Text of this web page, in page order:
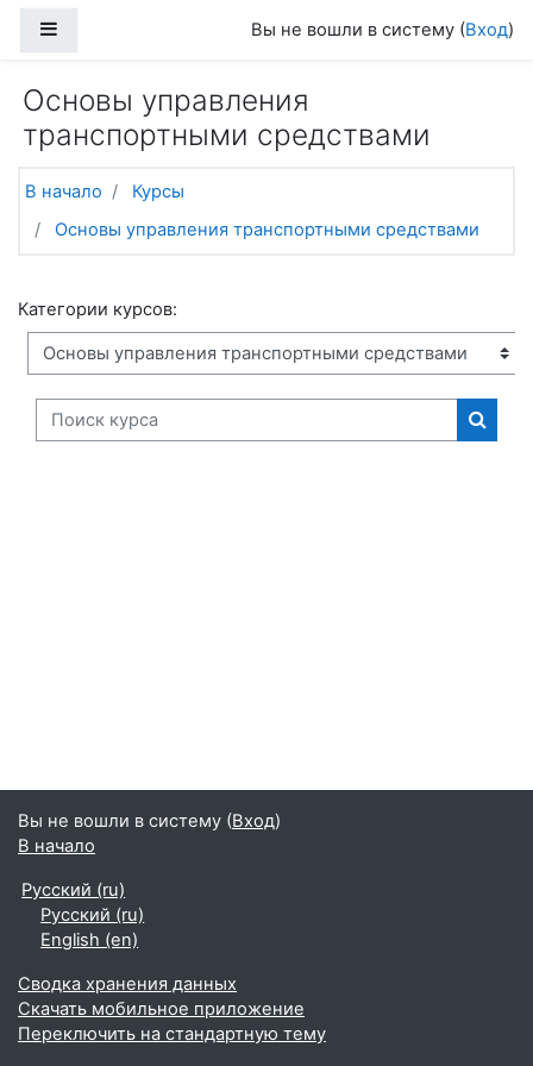
Вы не вошли в систему (Вход)
Основы управления
транспортными средствами
В начало
Курсы
Основы управления транспортными средствами
Категории курсов:
Поиск курса
Поиск
Вы не вошли в систему (Вход)
В начало
Русский ‎(ru)‎
Русский ‎(ru)‎
English ‎(en)‎
Сводка хранения данных
Скачать мобильное приложение
Переключить на стандартную тему